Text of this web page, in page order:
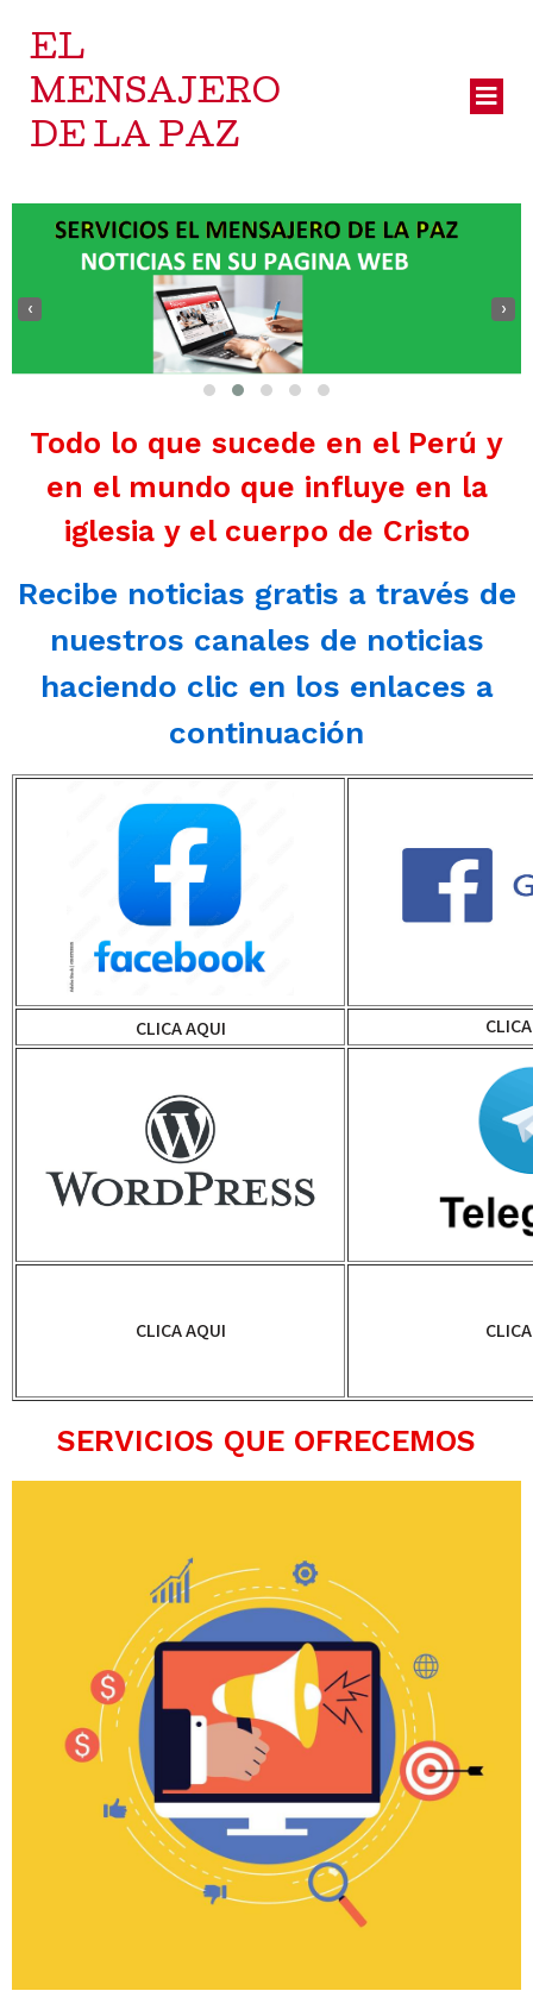
EL
MENSAJERO
DE LA PAZ
‹ ›
Todo lo que sucede en el Perú y
en el mundo que influye en la
iglesia y el cuerpo de Cristo
Recibe noticias gratis a través de
nuestros canales de noticias
haciendo clic en los enlaces a
continuación
CLICA AQUI
CLICA AQUI
SERVICIOS QUE OFRECEMOS